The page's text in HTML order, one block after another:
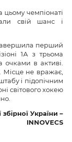
цьому чемпіонаті
свій шанс і
перший
1А з трьома
очками в активі.
Місце не вражає,
і підопічним
світового хокею
України –
INNOVECS